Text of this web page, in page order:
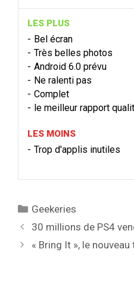
LES PLUS
Bel écran
Très belles photos
Android 6.0 prévu
Ne ralenti pas
Complet
le meilleur rapport
LES MOINS
Trop d'applis inutiles
Catégories
Geekeries
30 millions de PS4
« Bring It », le